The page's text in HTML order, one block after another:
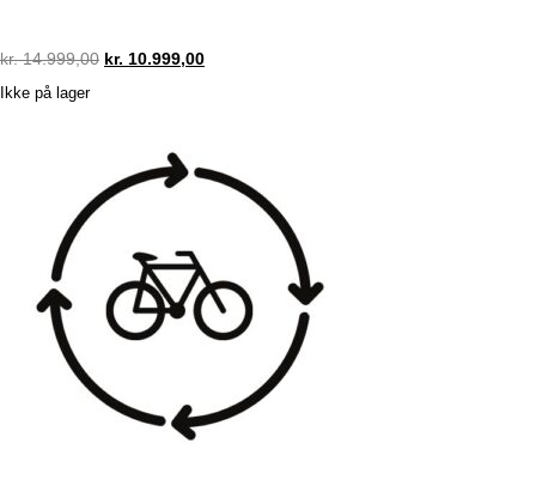
kr.14.999,00 Original
kr. 10.999,00Current
Ikke på lager